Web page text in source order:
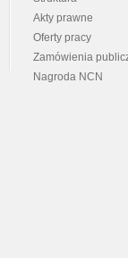
Akty prawne
Oferty pracy
Zamówienia
Nagroda NCN